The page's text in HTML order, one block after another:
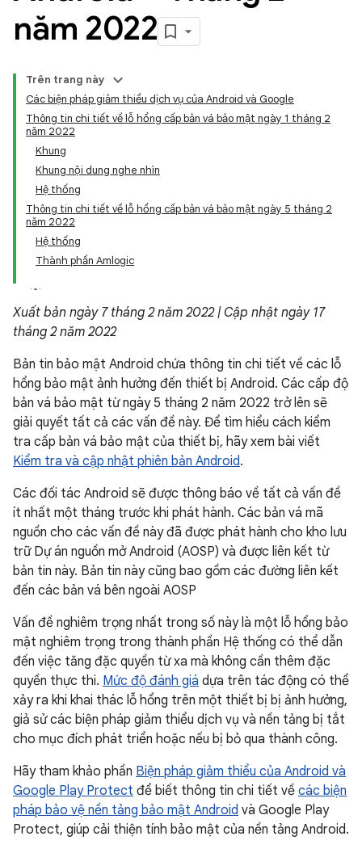
năm 2022
Trên trang này
Các biện pháp giảm thiểu dịch vụ của Android và Google
Thông tin chi tiết về lỗ hổng cấp bản vá bảo mật ngày 1 tháng 2
năm 2022
Khung
Khung nội dung nghe nhìn
Hệ thống
Thông tin chi tiết về lỗ hổng cấp bản vá bảo mật ngày 5 tháng 2
năm 2022
Hệ thống
Thành phần Amlogic
Xuất bản ngày 7 tháng 2 năm 2022 | Cập nhật ngày 17
tháng 2 năm 2022
Bản tin bảo mật Android chứa thông tin chi tiết về các lỗ
hổng bảo mật ảnh hưởng đến thiết bị Android. Các cấp độ
bản vá bảo mật từ ngày 5 tháng 2 năm 2022 trở lên sẽ
giải quyết tất cả các vấn đề này. Để tìm hiểu cách kiểm
tra cấp bản vá bảo mật của thiết bị, hãy xem bài viết
Kiểm tra và cập nhật phiên bản Android.
Các đối tác Android sẽ được thông báo về tất cả vấn đề
ít nhất một tháng trước khi phát hành. Các bản vá mã
nguồn cho các vấn đề này đã được phát hành cho kho lưu
trữ Dự án nguồn mở Android (AOSP) và được liên kết từ
bản tin này. Bản tin này cũng bao gồm các đường liên kết
đến các bản vá bên ngoài AOSP
Vấn đề nghiêm trọng nhất trong số này là một lỗ hổng bảo
mật nghiêm trọng trong thành phần Hệ thống có thể dẫn
đến việc tăng đặc quyền từ xa mà không cần thêm đặc
quyền thực thi. Mức độ đánh giá dựa trên tác động có thể
xảy ra khi khai thác lỗ hổng trên một thiết bị bị ảnh hưởng,
giả sử các biện pháp giảm thiểu dịch vụ và nền tảng bị tắt
cho mục đích phát triển hoặc nếu bị bỏ qua thành công.
Hãy tham khảo phần Biện pháp giảm thiểu của Android và
Google Play Protect để biết thông tin chi tiết về các biện
pháp bảo vệ nền tảng bảo mật Android và Google Play
Protect, giúp cải thiện tính bảo mật của nền tảng Android.